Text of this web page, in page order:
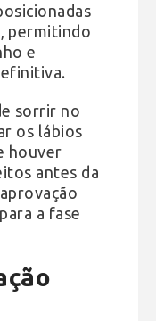
permitindo
e
sorrir no
os lábios
houver
antes da
a fase